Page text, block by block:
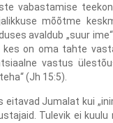
vabastamise
mõõtme
avaldub „suur
kes on oma tahte
vastus
(Jh 15:5).
Jumalat kui
Tulevik ei kuulu